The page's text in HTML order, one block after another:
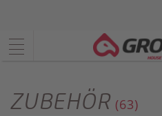
ZUBEHÖR (63)